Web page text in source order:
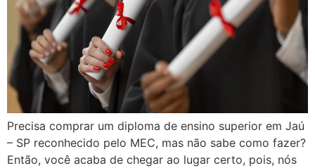
Precisa comprar um diploma de ensino superior em Jaú
– SP reconhecido pelo MEC, mas não sabe como fazer?
Então, você acaba de chegar ao lugar certo, pois, nós